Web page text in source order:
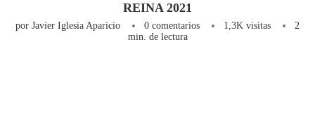
REINA 2021
por Javier Iglesia Aparicio 0 comentarios 1,3K visitas
2
min. de lectura